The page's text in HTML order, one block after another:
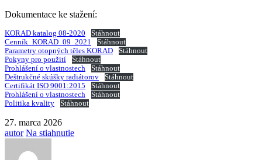
Dokumentace ke stažení:
KORAD katalog 08-2020
Stáhnout
Cenník_KORAD_09_2021
Stáhnout
Parametry otopných těles KORAD
Stáhnout
Pokyny pro použití
Stáhnout
Prohlášení o vlastnostech
Stáhnout
Deštrukčné skúšky radiátorov
Stáhnout
Certifikát ISO 9001:2015
Stáhnout
Prohlášení o vlastnostech
Stáhnout
Politika kvality
Stáhnout
27. marca 2026
autor Na stiahnutie